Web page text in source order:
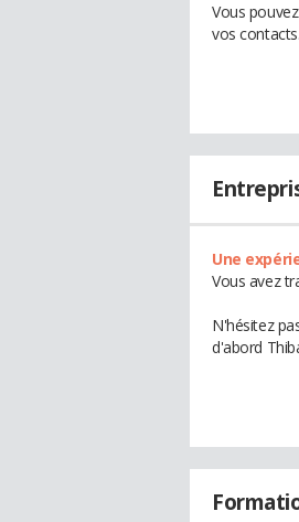
Vous
vos contacts.
Une
Vous avez
N'hésitez
d'abord